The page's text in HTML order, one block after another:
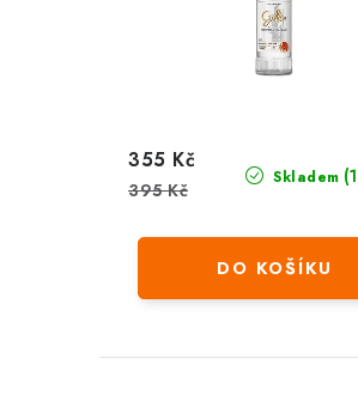
Skladem
355 Kč
395 Kč
DO KOŠÍKU